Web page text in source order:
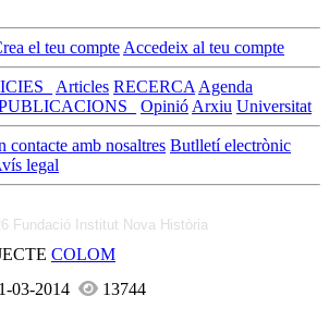
el teu compte Accedeix al teu compte
Articles RECERCA Agenda
Opinió Arxiu Universitat
contacte amb nosaltres Butlletí electrònic
legal
Fundació Institut Nova Història
COLOM
03-2014
13744